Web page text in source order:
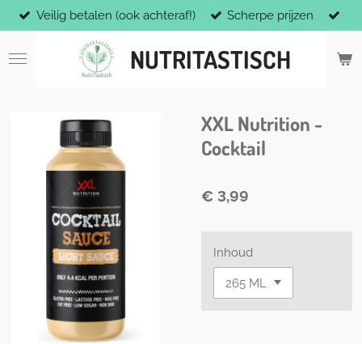
Ga
direct
naar
NUTRITASTISCH
Veilig betalen (ook achteraf!) Scherpe prijzen
XXL Nutrition -
Cocktail
€ 3,99
Inhoud